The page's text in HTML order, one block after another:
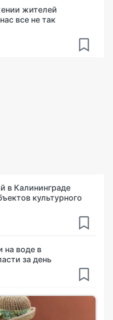
жителей
все не так
в Калининграде
культурного
на воде в
за день